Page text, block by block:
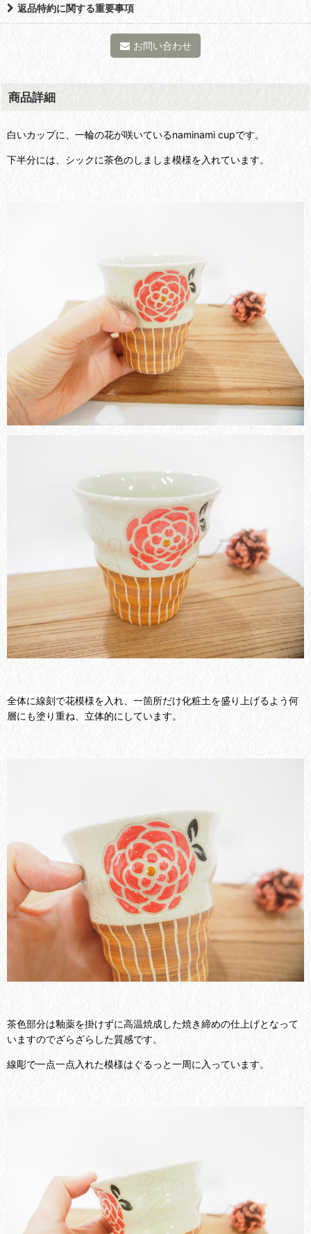
返品特約に関する重要事項
お問い合わせ
商品詳細
白いカップに、一輪の花が咲いているnaminami cupです。
下半分には、シックに茶色のしましま模様を入れています。
全体に線刻で花模様を入れ、一箇所だけ化粧土を盛り上げるよう何
層にも塗り重ね、 立体的にしています。
茶色部分は釉薬を掛けずに高温焼成した焼き締めの仕上げとなって
いますのでざらざらした質感です。
線彫で一点一点入れた模様はぐるっと一周に入っています。